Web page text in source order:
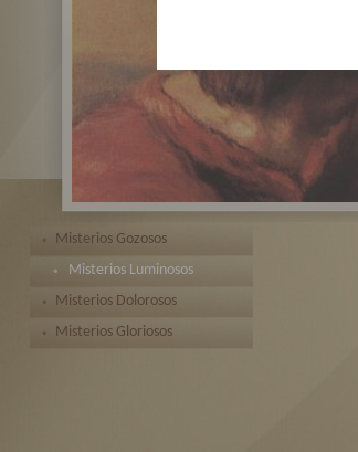
Misterios Gozosos
Misterios Luminosos
Misterios Dolorosos
Misterios Gloriosos